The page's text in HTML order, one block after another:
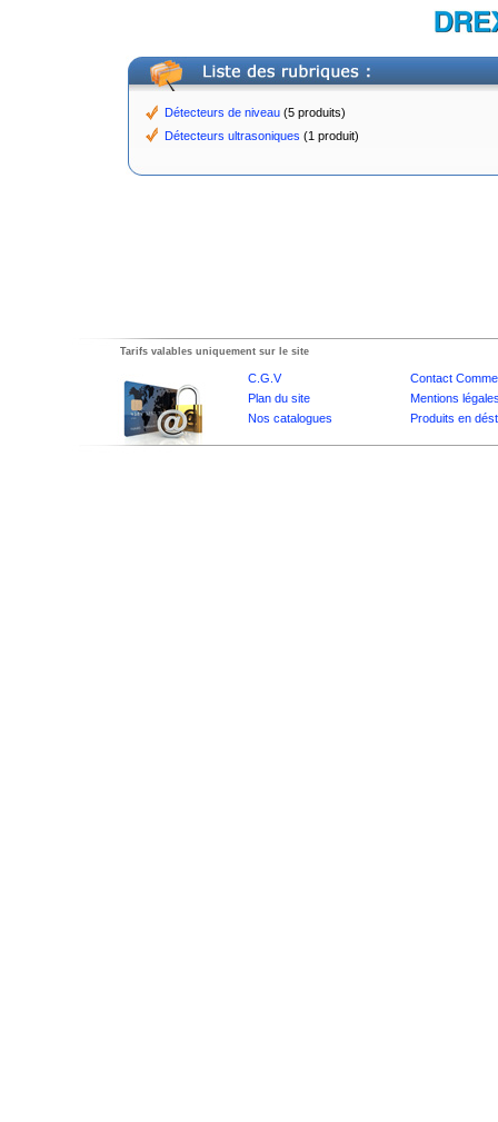
Détecteurs de niveau(5 produits)
Détecteurs ultrasoniques (1 produit)
Tarifs valables uniquement sur le site
C.G.V
Contact
Plan du site
Mentions
Nos catalogues
Produits en